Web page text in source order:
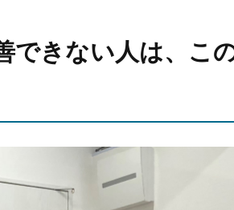
できない人は、こ